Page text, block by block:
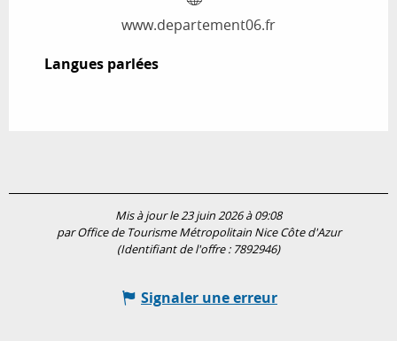
www.departement06.fr
Langues parlées
Langues parlées
Mis à jour le 23 juin 2026 à 09:08
par Office de Tourisme Métropolitain Nice Côte d'Azur
(Identifiant de l'offre : 7892946)
Signaler une erreur